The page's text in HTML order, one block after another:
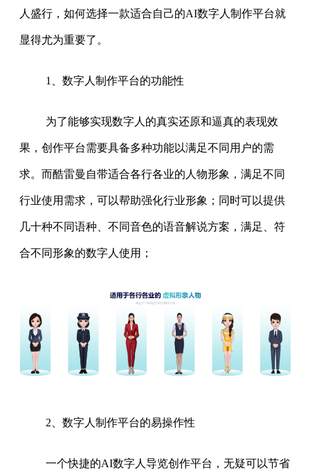
人盛行，如何选择一款适合自己的AI数字人制作平台就
显得尤为重要了。
1、数字人制作平台的功能性
为了能够实现数字人的真实还原和逼真的表现效
果，创作平台需要具备多种功能以满足不同用户的需
求。而酷雷曼自带适合各行各业的人物形象，满足不同
行业使用需求，可以帮助强化行业形象；同时可以提供
几十种不同语种、不同音色的语音解说方案，满足、符
合不同形象的数字人使用；
2、数字人制作平台的易操作性
一个快捷的AI数字人导览创作平台，无疑可以节省